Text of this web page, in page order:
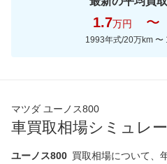
1.7万円 〜
1993年式/20万km 〜
マツダ ユーノス800
車買取相場シミュレ
ユーノス800 買取相場について、